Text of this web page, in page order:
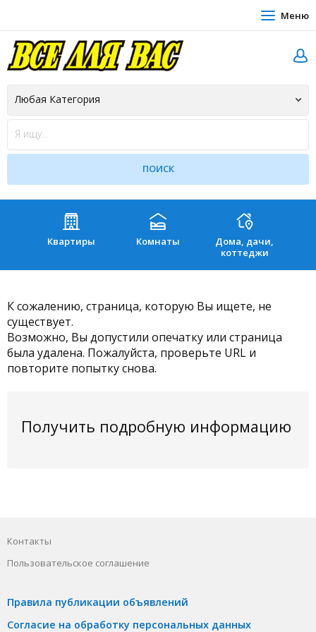
Меню
Квартиры Комнаты
Дома, дачи,
коттеджи
К сожалению, страница, которую Вы ищете, не
существует.
Возможно, Вы допустили опечатку или страница
была удалена. Пожалуйста, проверьте URL и
повторите попытку снова.
Получить подробную информацию
Контакты
Пользовательское соглашение
Правила публикации объявлений
Согласие на обработку персональных данных